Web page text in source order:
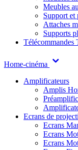
Meubles
Support et
Attaches
Supports
Télécommandes
Home-cinéma
Amplificateurs
Amplis
Ecrans de
Ecrans
Ecrans
Ecrans